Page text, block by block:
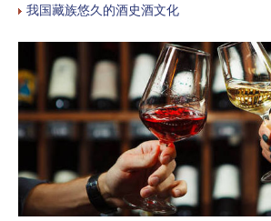
我国藏族悠久的酒史酒文化